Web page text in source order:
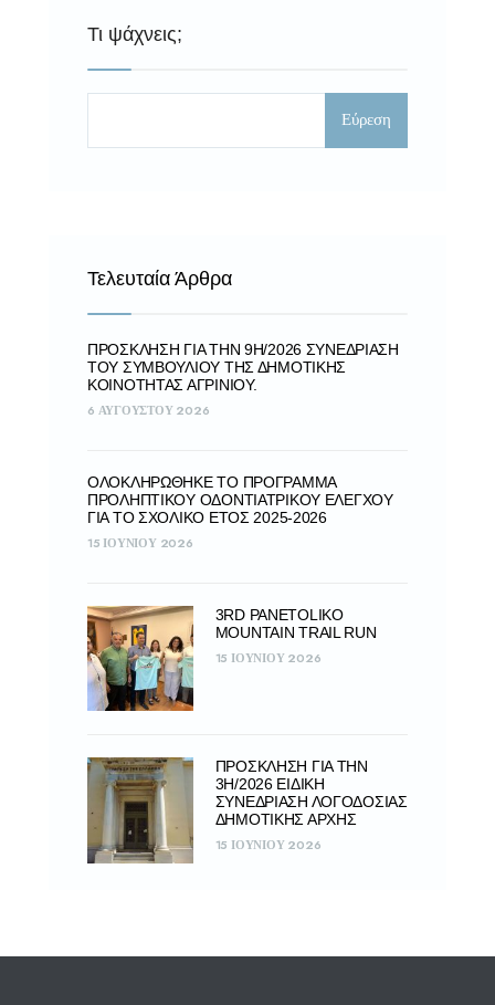
Τι ψάχνεις;
Εύρεση
Τελευταία Άρθρα
ΠΡΌΣΚΛΗΣΗ ΓΙΑ ΤΗΝ 9Η/2026 ΣΥΝΕΔΡΊΑΣΗ
ΤΟΥ ΣΥΜΒΟΥΛΊΟΥ ΤΗΣ ΔΗΜΟΤΙΚΉΣ
ΚΟΙΝΌΤΗΤΑΣ ΑΓΡΙΝΊΟΥ.
6 ΑΥΓΟΎΣΤΟΥ 2026
ΟΛΟΚΛΗΡΏΘΗΚΕ ΤΟ ΠΡΌΓΡΑΜΜΑ
ΠΡΟΛΗΠΤΙΚΟΎ ΟΔΟΝΤΙΑΤΡΙΚΟΎ ΕΛΈΓΧΟΥ
ΓΙΑ ΤΟ ΣΧΟΛΙΚΌ ΈΤΟΣ 2025-2026
15 ΙΟΥΝΊΟΥ 2026
3RD PANETOLIKO
MOUNTAIN TRAIL RUN
15 ΙΟΥΝΊΟΥ 2026
ΠΡΟΣΚΛΗΣΗ ΓΙΑ ΤΗΝ
3Η/2026 ΕΙΔΙΚΗ
ΣΥΝΕΔΡΙΑΣΗ ΛΟΓΟΔΟΣΙΑΣ
ΔΗΜΟΤΙΚΗΣ ΑΡΧΗΣ
15 ΙΟΥΝΊΟΥ 2026